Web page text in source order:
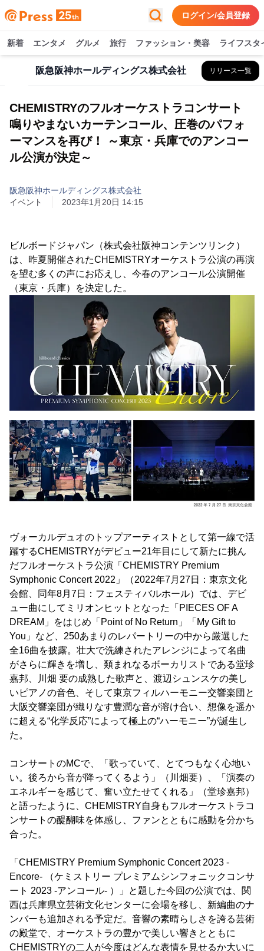
ログイン/会員登録
新着 エンタメ グルメ 旅行 ファッション・美容 ライフスタ
阪急阪神ホールディングス株式会社 リリース一覧
CHEMISTRYのフルオーケストラコンサート
鳴りやまないカーテンコール、圧巻のパフォ
ーマンスを再び！ ～東京・兵庫でのアンコー
ル公演が決定～
阪急阪神ホールディングス株式会社
イベント
2023年1月20日 14:15
ビルボードジャパン（株式会社阪神コンテンツリンク）
は、昨夏開催されたCHEMISTRYオーケストラ公演の再演
を望む多くの声にお応えし、今春のアンコール公演開催
（東京・兵庫）を決定した。
ヴォーカルデュオのトップアーティストとして第一線で活
躍するCHEMISTRYがデビュー21年目にして新たに挑ん
だフルオーケストラ公演「CHEMISTRY Premium
Symphonic Concert 2022」（2022年7月27日：東京文化
会館、同年8月7日：フェスティバルホール）では、デビ
ュー曲にしてミリオンヒットとなった「PIECES OF A
DREAM」をはじめ「Point of No Return」「My Gift to
You」など、250あまりのレパートリーの中から厳選した
全16曲を披露。壮大で洗練されたアレンジによって名曲
がさらに輝きを増し、類まれなるボーカリストである堂珍
嘉邦、川畑 要の成熟した歌声と、渡辺シュンスケの美し
いピアノの音色、そして東京フィルハーモニー交響楽団と
大阪交響楽団が織りなす豊潤な音が溶け合い、想像を遥か
に超える“化学反応”によって極上の“ハーモニー”が誕生し
た。
コンサートのMCで、「歌っていて、とてつもなく心地い
い。後ろから音が降ってくるよう」（川畑要）、「演奏の
エネルギーを感じて、奮い立たせてくれる」（堂珍嘉邦）
と語ったように、CHEMISTRY自身もフルオーケストラコ
ンサートの醍醐味を体感し、ファンとともに感動を分かち
合った。
「CHEMISTRY Premium Symphonic Concert 2023 -
Encore- （ケミストリー プレミアムシンフォニックコンサ
ート 2023 -アンコール- ）」と題した今回の公演では、関
西は兵庫県立芸術文化センターに会場を移し、新編曲のナ
ンバーも追加される予定だ。音響の素晴らしさを誇る芸術
の殿堂で、オーケストラの豊かで美しい響きとともに
CHEMISTRYの二人が今度はどんな表情を見せるか大いに